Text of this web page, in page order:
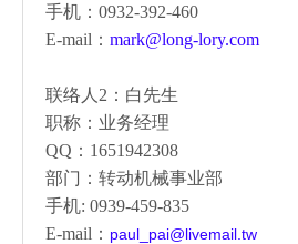
手机：0932-392-460
E-mail： mark@long-lory.com
联络人2：白先生
职称：业务经理
QQ：1651942308
部门：转动机械事业部
手机: 0939-459-835
E-mail： paul_pai@livemail.tw